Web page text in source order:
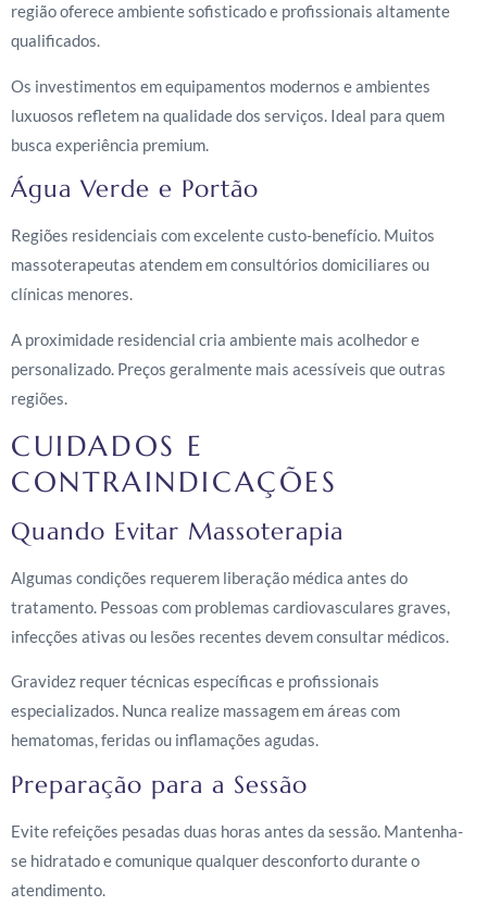
região oferece ambiente sofisticado e profissionais altamente
qualificados.
Os investimentos em equipamentos modernos e ambientes
luxuosos refletem na qualidade dos serviços. Ideal para quem
busca experiência premium.
Água Verde e Portão
Regiões residenciais com excelente custo-benefício. Muitos
massoterapeutas atendem em consultórios domiciliares ou
clínicas menores.
A proximidade residencial cria ambiente mais acolhedor e
personalizado. Preços geralmente mais acessíveis que outras
regiões.
CUIDADOS E
CONTRAINDICAÇÕES
Quando Evitar Massoterapia
Algumas condições requerem liberação médica antes do
tratamento. Pessoas com problemas cardiovasculares graves,
infecções ativas ou lesões recentes devem consultar médicos.
Gravidez requer técnicas específicas e profissionais
especializados. Nunca realize massagem em áreas com
hematomas, feridas ou inflamações agudas.
Preparação para a Sessão
Evite refeições pesadas duas horas antes da sessão. Mantenha-
se hidratado e comunique qualquer desconforto durante o
atendimento.